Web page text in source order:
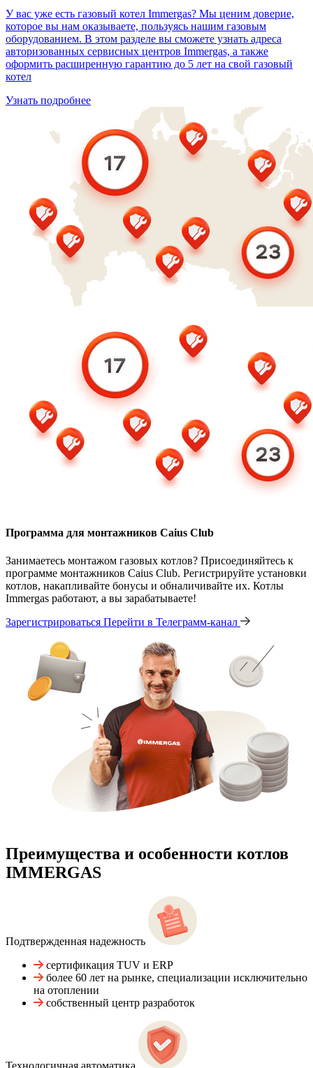
У вас уже есть газовый котел Immergas? Мы ценим доверие,
которое вы нам оказываете, пользуясь нашим газовым
оборудованием. В этом разделе вы сможете узнать адреса
авторизованных сервисных центров Immergas, а также
оформить расширенную гарантию до 5 лет на свой газовый
котел
Узнать подробнее
Программа для монтажников Caius Club
Занимаетесь монтажом газовых котлов? Присоединяйтесь к
программе монтажников Caius Club. Регистрируйте установки
котлов, накапливайте бонусы и обналичивайте их. Котлы
Immergas работают, а вы зарабатываете!
Зарегистрироваться Перейти в Телеграмм-канал
Преимущества и особенности котлов
IMMERGAS
Подтвержденная надежность
сертификация TUV и ERP
более 60 лет на рынке, специализации исключительно
на отоплении
собственный центр разработок